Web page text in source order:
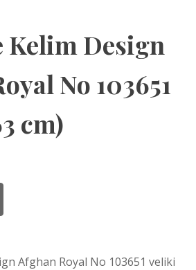
Kelim Design
No 103651
cm)
Afghan Royal No 103651 veliki